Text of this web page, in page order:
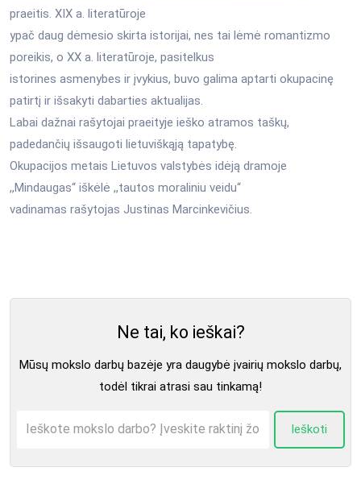
praeitis. XIX a. literatūroje
ypač daug dėmesio skirta istorijai, nes tai lėmė romantizmo
poreikis, o XX a. literatūroje, pasitelkus
istorines asmenybes ir įvykius, buvo galima aptarti okupacinę
patirtį ir išsakyti dabarties aktualijas.
Labai dažnai rašytojai praeityje ieško atramos taškų,
padedančių išsaugoti lietuviškąją tapatybę.
Okupacijos metais Lietuvos valstybės idėją dramoje
,,Mindaugas“ iškėlė ,,tautos moraliniu veidu“
vadinamas rašytojas Justinas Marcinkevičius.
Ne tai, ko ieškai?
Mūsų mokslo darbų bazėje yra daugybė įvairių mokslo darbų,
todėl tikrai atrasi sau tinkamą!
Ieškoti